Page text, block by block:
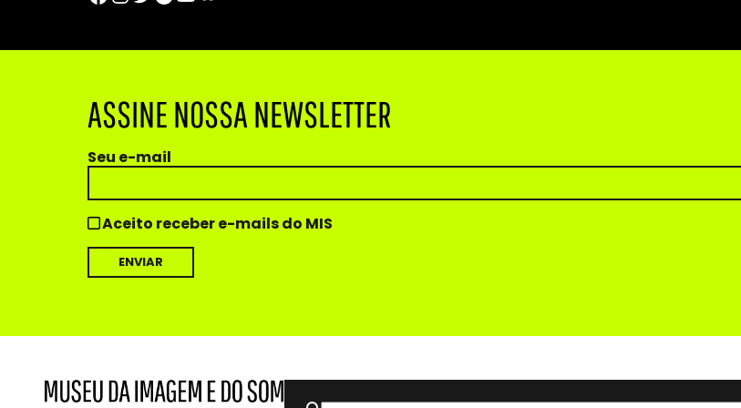
ASSINE NOSSA NEWSLETTER
Seu e-mail
Aceito receber e-mails do MIS